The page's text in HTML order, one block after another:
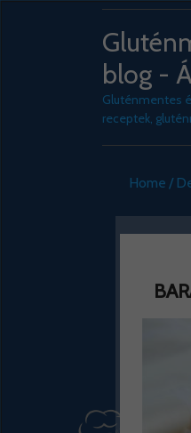
blog -
Gluténmentes
receptek,
Home